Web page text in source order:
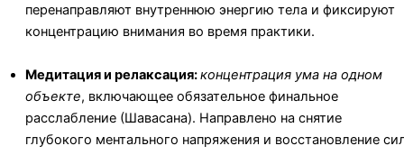
перенаправляют внутреннюю энергию тела и фиксируют
концентрацию внимания во время практики.
Медитация и релаксация:концентрация ума на одном
объекте, включающее обязательное финальное
расслабление (Шавасана). Направлено на снятие
глубокого ментального напряжения и восстановление